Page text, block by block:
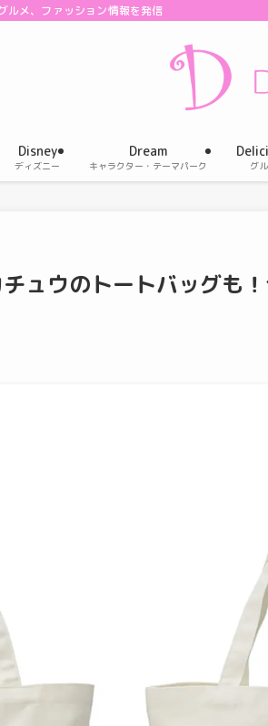
ルメ、ファッション情報を発信
Disney
ディズニー
Dream
キャラクター・テーマパーク グ
ュウのトートバッグも